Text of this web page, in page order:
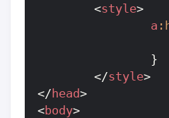
<style>
a
</style>
</head>
<body>